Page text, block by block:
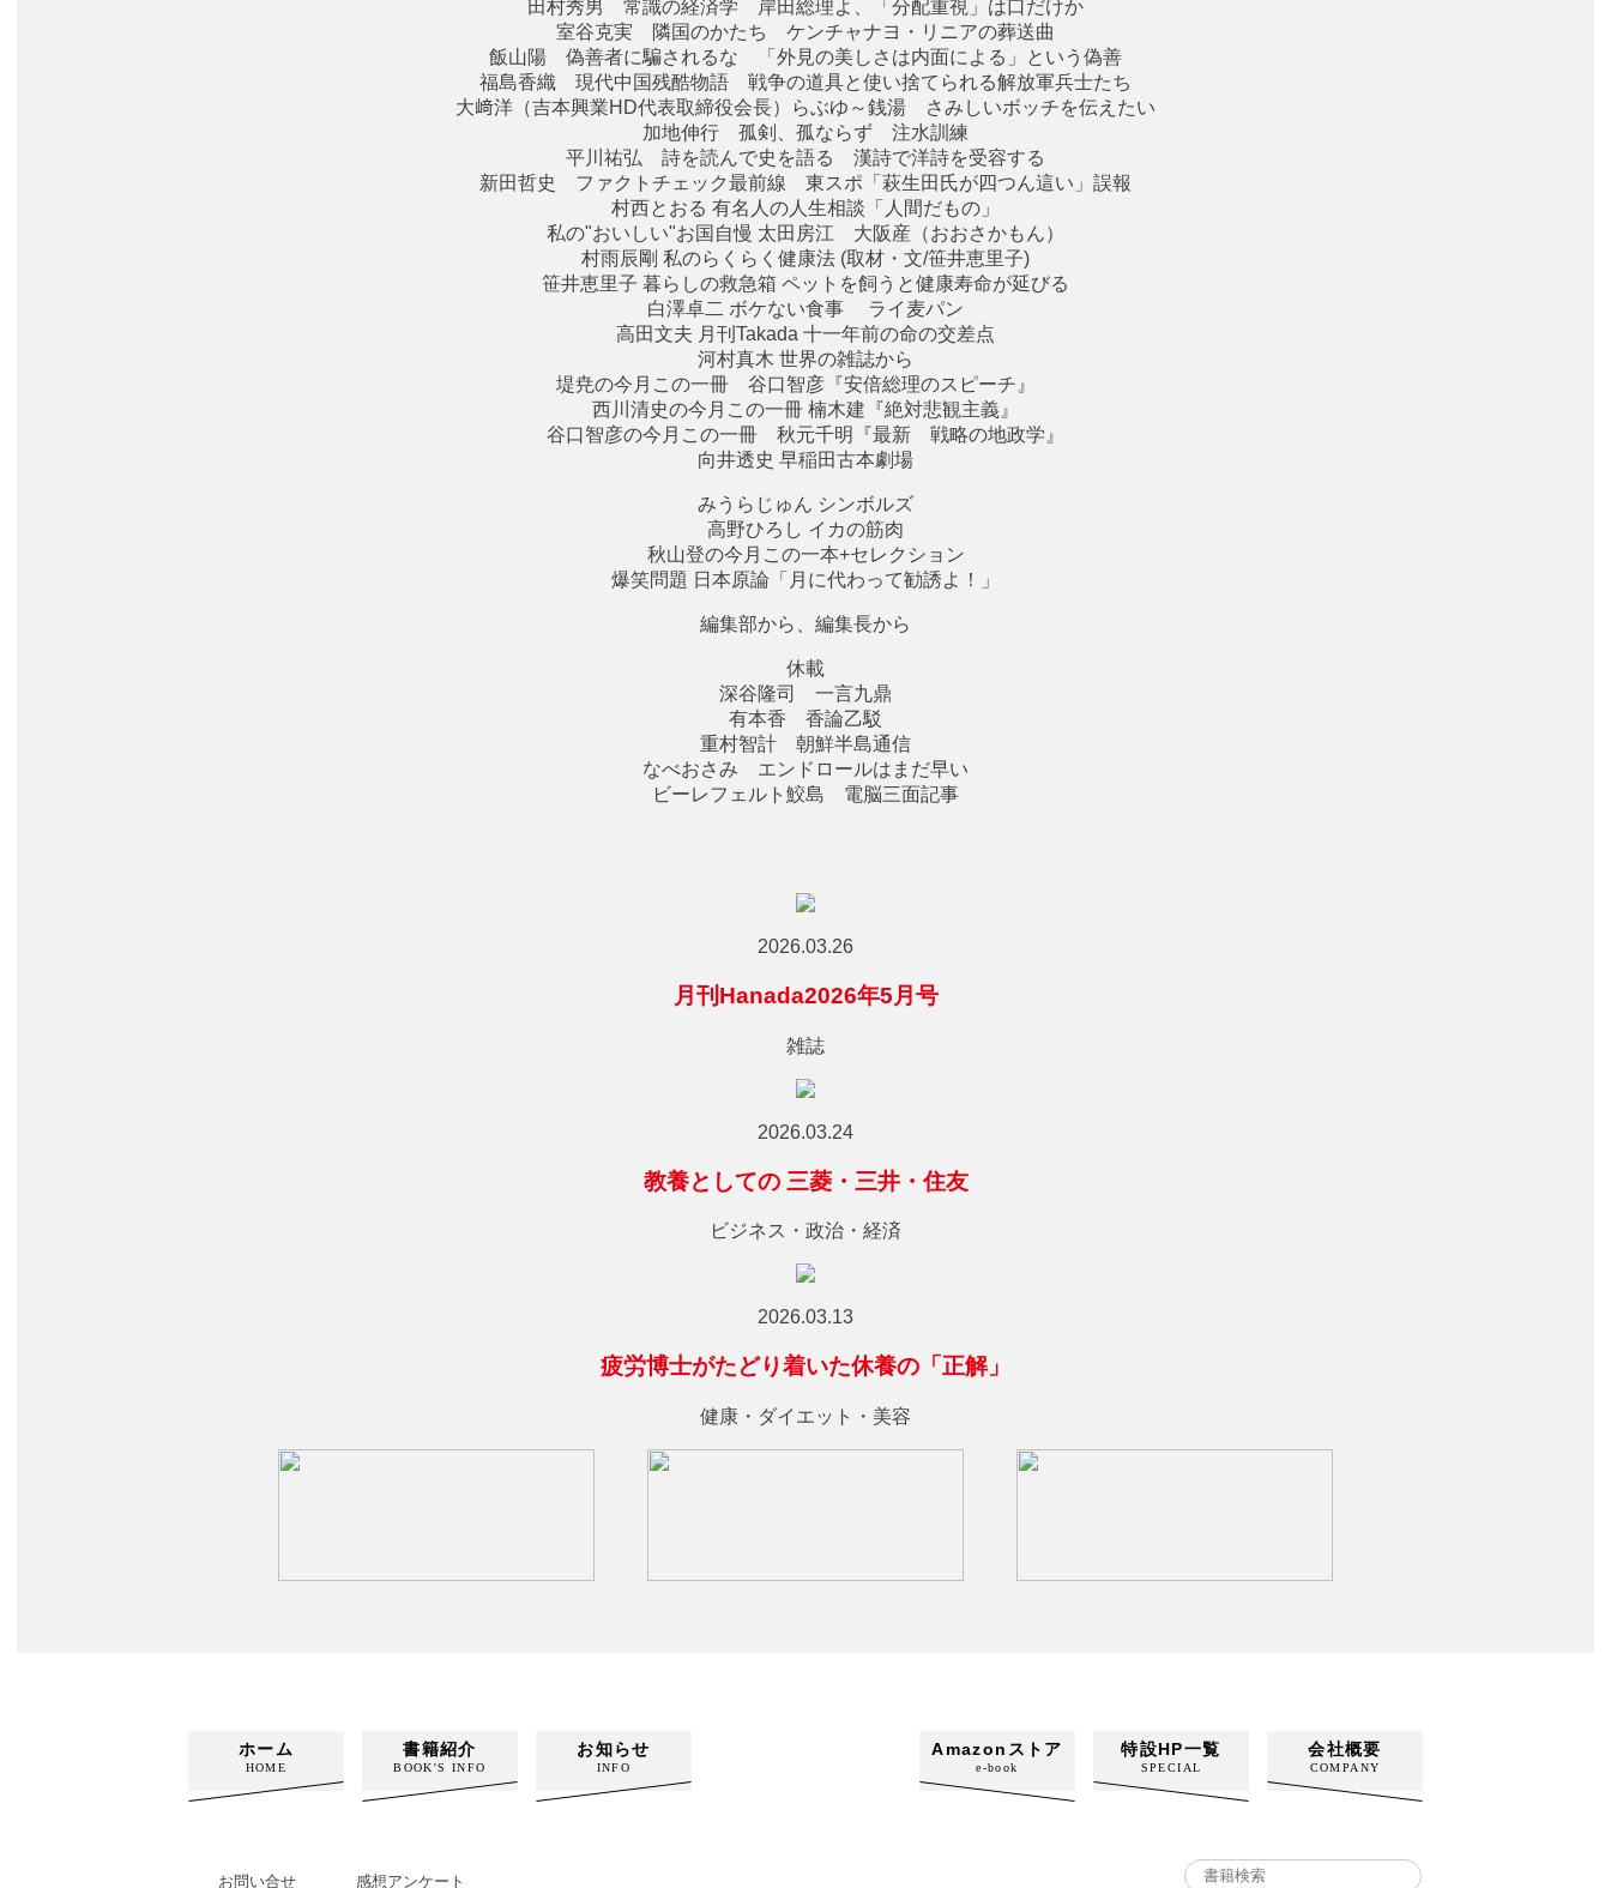
田村秀男 常識の経済学 岸田総理よ、「分配重視」は口だけか
室谷克実 隣国のかたち ケンチャナヨ・リニアの葬送曲
飯山陽 偽善者に騙されるな 「外見の美しさは内面による」という偽善
福島香織 現代中国残酷物語 戦争の道具と使い捨てられる解放軍兵士たち
大﨑洋（吉本興業HD代表取締役会長）らぶゆ～銭湯 さみしいボッチを伝えたい
加地伸行 孤剣、孤ならず 注水訓練
平川祐弘 詩を読んで史を語る 漢詩で洋詩を受容する
新田哲史 ファクトチェック最前線 東スポ「萩生田氏が四つん這い」誤報
村西とおる 有名人の人生相談「人間だもの」
私の"おいしい"お国自慢 太田房江 大阪産（おおさかもん）
村雨辰剛 私のらくらく健康法 (取材・文/笹井恵里子)
笹井恵里子 暮らしの救急箱 ペットを飼うと健康寿命が延びる
白澤卓二 ボケない食事 ライ麦パン
高田文夫 月刊Takada 十一年前の命の交差点
河村真木 世界の雑誌から
堤尭の今月この一冊 谷口智彦『安倍総理のスピーチ』
西川清史の今月この一冊 楠木建『絶対悲観主義』
谷口智彦の今月この一冊 秋元千明『最新 戦略の地政学』
向井透史 早稲田古本劇場
みうらじゅん シンボルズ
高野ひろし イカの筋肉
秋山登の今月この一本+セレクション
爆笑問題 日本原論「月に代わって勧誘よ！」
編集部から、編集長から
休載
深谷隆司 一言九鼎
有本香 香論乙駁
重村智計 朝鮮半島通信
なべおさみ エンドロールはまだ早い
ビーレフェルト鮫島 電脳三面記事
2026.03.26
月刊Hanada2026年5月号
雑誌
2026.03.24
教養としての 三菱・三井・住友
ビジネス・政治・経済
2026.03.13
疲労博士がたどり着いた休養の「正解」
健康・ダイエット・美容
お問い合せ 感想アンケート
ホーム
HOME
書籍紹介
BOOK'S INFO
お知らせ
INFO
Amazonストア
e-book
特設HP一覧
SPECIAL
会社概要
COMPANY